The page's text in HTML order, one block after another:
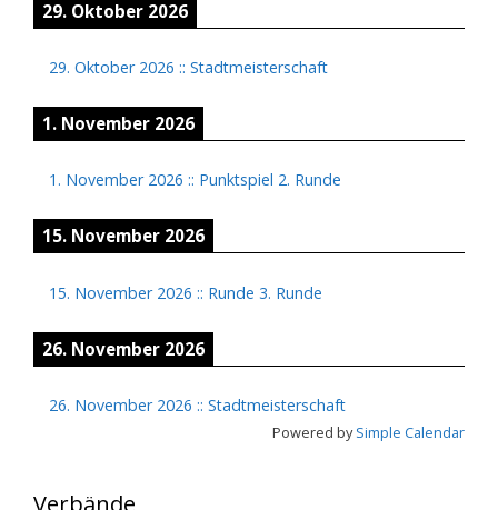
29. Oktober 2026
29. Oktober 2026 :: Stadtmeisterschaft
1. November 2026
1. November 2026 :: Punktspiel 2. Runde
15. November 2026
15. November 2026 :: Runde 3. Runde
26. November 2026
26. November 2026 :: Stadtmeisterschaft
Powered bySimple Calendar
Verbände